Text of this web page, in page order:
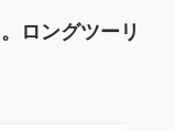
ロングツーリ